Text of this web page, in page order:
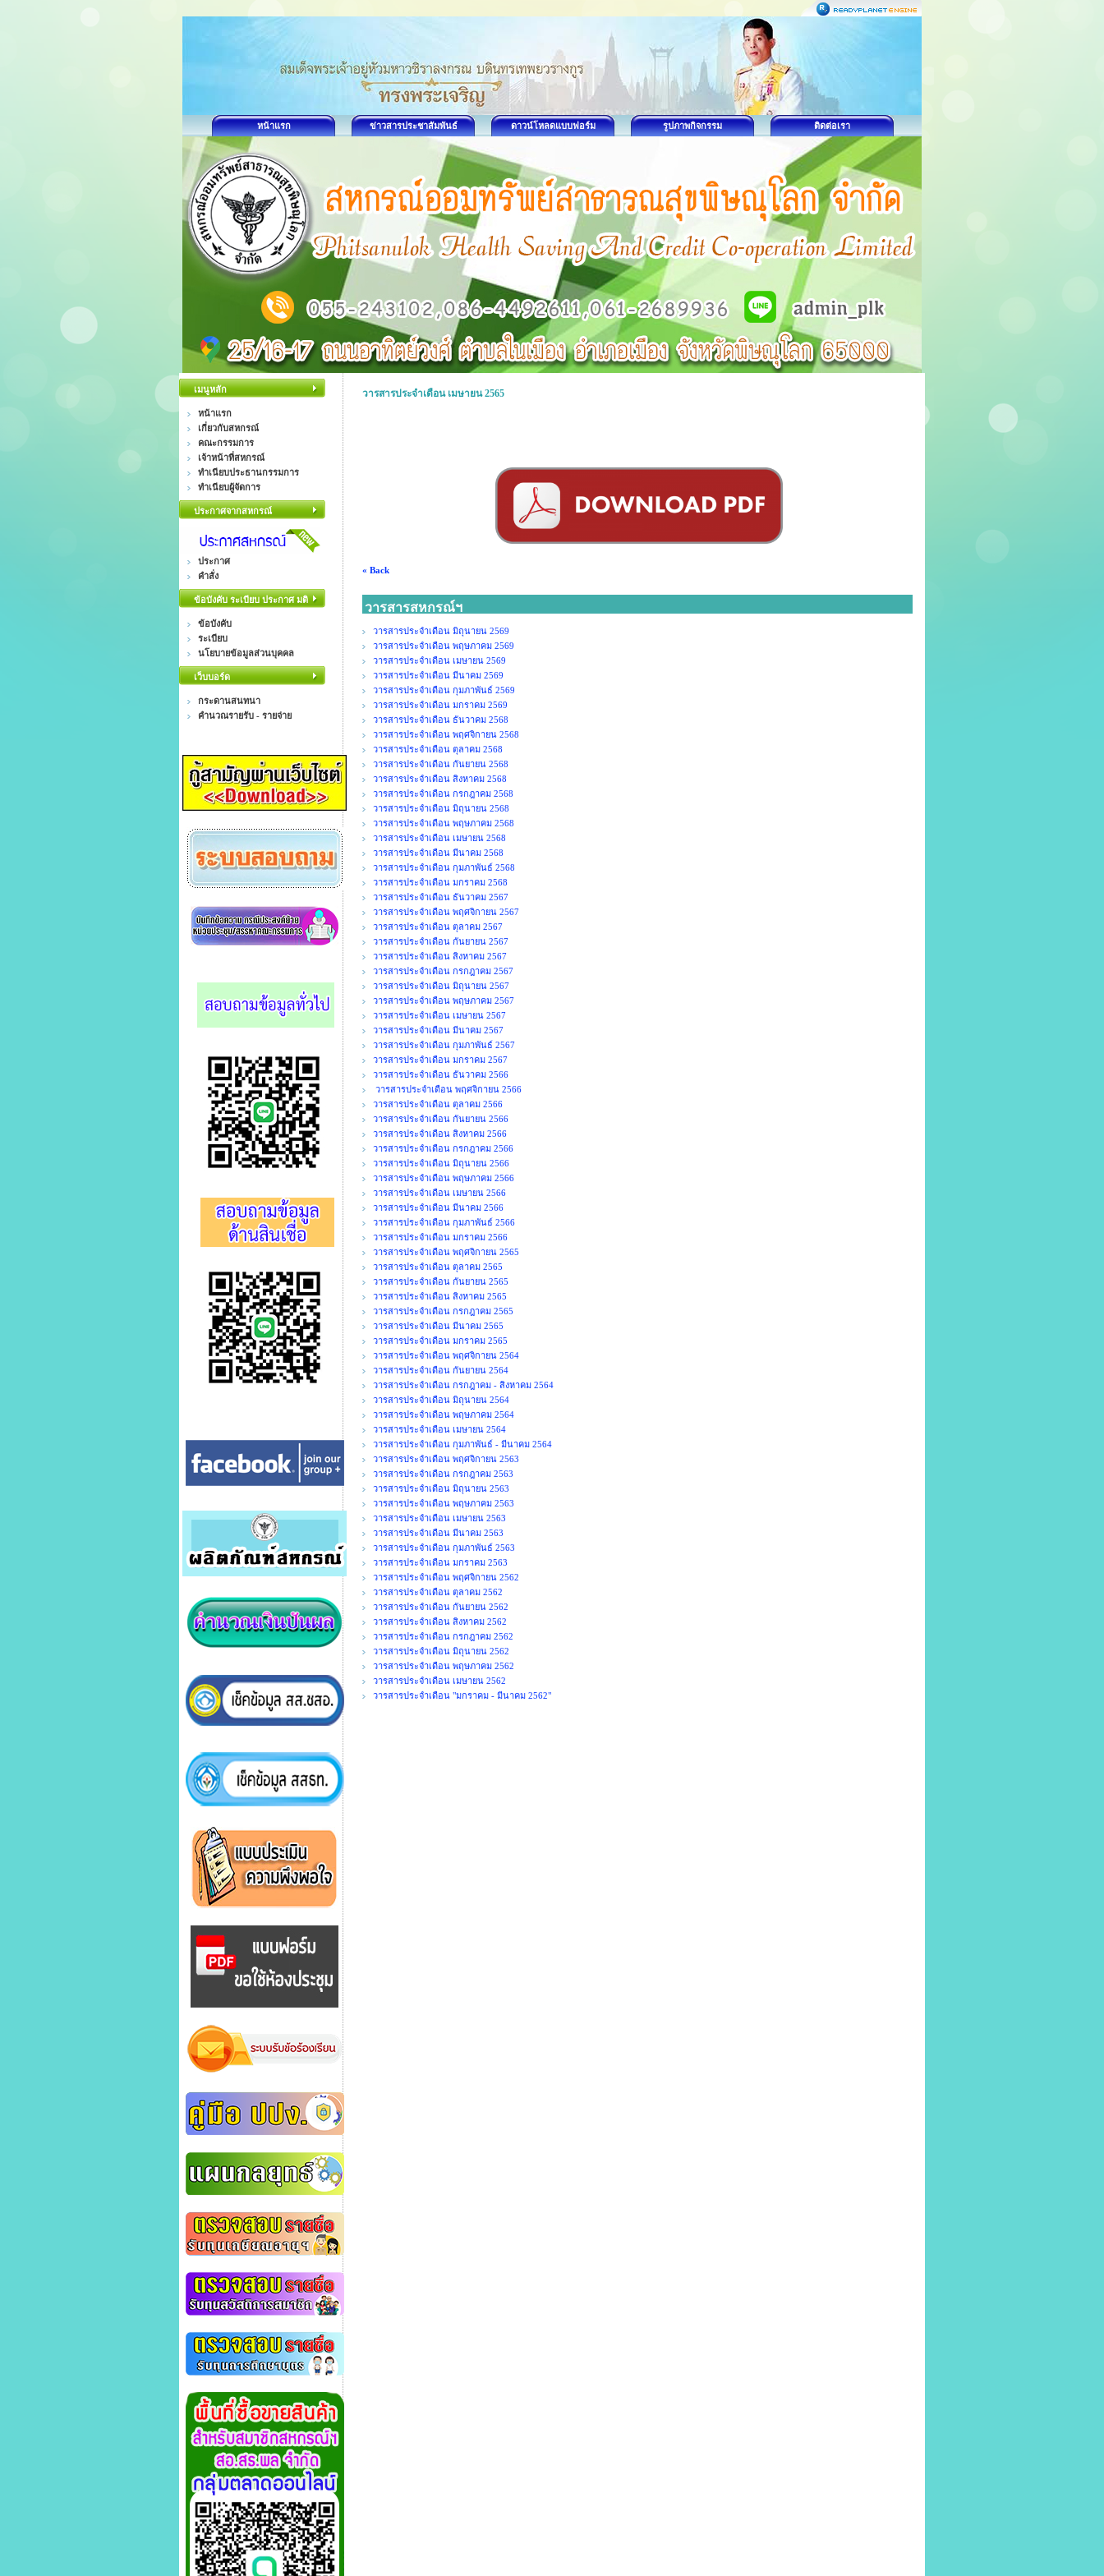
หน้าแรก ข่าวสารประชาสัมพันธ์ ดาวน์โหลดแบบฟอร์ม รูปภาพกิจกรรม ติดต่อเรา
เมนูหลัก
หน้าแรก
เกี่ยวกับสหกรณ์
คณะกรรมการ
เจ้าหน้าที่สหกรณ์
ทำเนียบประธานกรรมการ
ทำเนียบผู้จัดการ
ประกาศจากสหกรณ์
ประกาศ
คำสั่ง
ข้อบังคับ ระเบียบ ประกาศ มติ
ข้อบังคับ
ระเบียบ
นโยบายข้อมูลส่วนบุคคล
เว็บบอร์ด
กระดานสนทนา
คำนวณรายรับ - รายจ่าย
วารสารประจำเดือน เมษายน 2565
« Back
วารสารสหกรณ์ฯ
วารสารประจำเดือน มิถุนายน 2569
วารสารประจำเดือน พฤษภาคม 2569
วารสารประจำเดือน เมษายน 2569
วารสารประจำเดือน มีนาคม 2569
วารสารประจำเดือน กุมภาพันธ์ 2569
วารสารประจำเดือน มกราคม 2569
วารสารประจำเดือน ธันวาคม 2568
วารสารประจำเดือน พฤศจิกายน 2568
วารสารประจำเดือน ตุลาคม 2568
วารสารประจำเดือน กันยายน 2568
วารสารประจำเดือน สิงหาคม 2568
วารสารประจำเดือน กรกฎาคม 2568
วารสารประจำเดือน มิถุนายน 2568
วารสารประจำเดือน พฤษภาคม 2568
วารสารประจำเดือน เมษายน 2568
วารสารประจำเดือน มีนาคม 2568
วารสารประจำเดือน กุมภาพันธ์ 2568
วารสารประจำเดือน มกราคม 2568
วารสารประจำเดือน ธันวาคม 2567
วารสารประจำเดือน พฤศจิกายน 2567
วารสารประจำเดือน ตุลาคม 2567
วารสารประจำเดือน กันยายน 2567
วารสารประจำเดือน สิงหาคม 2567
วารสารประจำเดือน กรกฎาคม 2567
วารสารประจำเดือน มิถุนายน 2567
วารสารประจำเดือน พฤษภาคม 2567
วารสารประจำเดือน เมษายน 2567
วารสารประจำเดือน มีนาคม 2567
วารสารประจำเดือน กุมภาพันธ์ 2567
วารสารประจำเดือน มกราคม 2567
วารสารประจำเดือน ธันวาคม 2566
วารสารประจำเดือน พฤศจิกายน 2566
วารสารประจำเดือน ตุลาคม 2566
วารสารประจำเดือน กันยายน 2566
วารสารประจำเดือน สิงหาคม 2566
วารสารประจำเดือน กรกฎาคม 2566
วารสารประจำเดือน มิถุนายน 2566
วารสารประจำเดือน พฤษภาคม 2566
วารสารประจำเดือน เมษายน 2566
วารสารประจำเดือน มีนาคม 2566
วารสารประจำเดือน กุมภาพันธ์ 2566
วารสารประจำเดือน มกราคม 2566
วารสารประจำเดือน พฤศจิกายน 2565
วารสารประจำเดือน ตุลาคม 2565
วารสารประจำเดือน กันยายน 2565
วารสารประจำเดือน สิงหาคม 2565
วารสารประจำเดือน กรกฎาคม 2565
วารสารประจำเดือน มีนาคม 2565
วารสารประจำเดือน มกราคม 2565
วารสารประจำเดือน พฤศจิกายน 2564
วารสารประจำเดือน กันยายน 2564
วารสารประจำเดือน กรกฎาคม - สิงหาคม 2564
วารสารประจำเดือน มิถุนายน 2564
วารสารประจำเดือน พฤษภาคม 2564
วารสารประจำเดือน เมษายน 2564
วารสารประจำเดือน กุมภาพันธ์ - มีนาคม 2564
วารสารประจำเดือน พฤศจิกายน 2563
วารสารประจำเดือน กรกฎาคม 2563
วารสารประจำเดือน มิถุนายน 2563
วารสารประจำเดือน พฤษภาคม 2563
วารสารประจำเดือน เมษายน 2563
วารสารประจำเดือน มีนาคม 2563
วารสารประจำเดือน กุมภาพันธ์ 2563
วารสารประจำเดือน มกราคม 2563
วารสารประจำเดือน พฤศจิกายน 2562
วารสารประจำเดือน ตุลาคม 2562
วารสารประจำเดือน กันยายน 2562
วารสารประจำเดือน สิงหาคม 2562
วารสารประจำเดือน กรกฎาคม 2562
วารสารประจำเดือน มิถุนายน 2562
วารสารประจำเดือน พฤษภาคม 2562
วารสารประจำเดือน เมษายน 2562
วารสารประจำเดือน "มกราคม - มีนาคม 2562"